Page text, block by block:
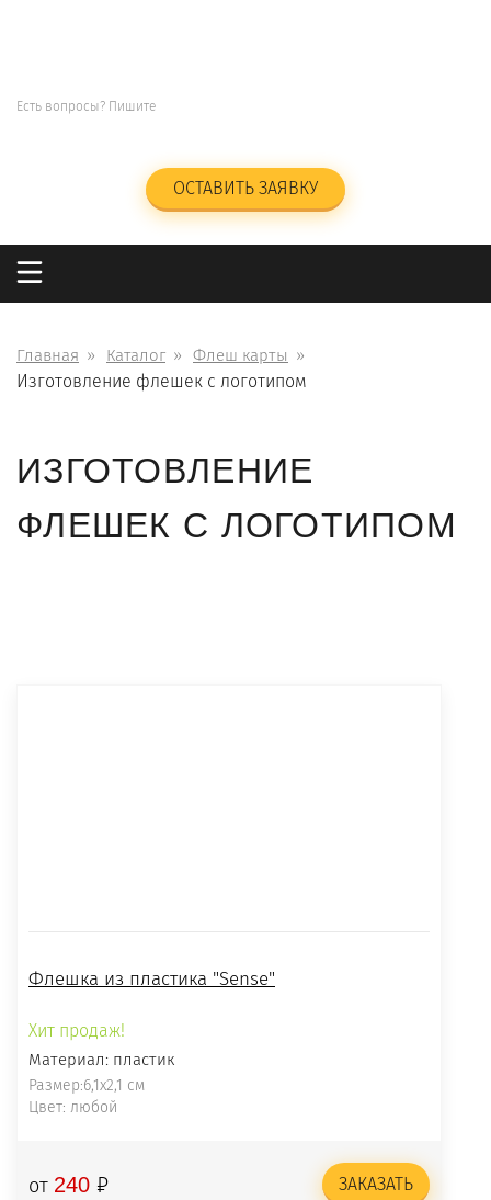
Есть вопросы? Пишите
ОСТАВИТЬ ЗАЯВКУ
Главная Каталог Флеш карты
Изготовление флешек с логотипом
ИЗГОТОВЛЕНИЕ
ФЛЕШЕК С ЛОГОТИПОМ
Флешка из пластика "Sense"
Хит продаж!
Материал: пластик
Размер:6,1x2,1 cм
Цвет: любой
от 240 ₽ ЗАКАЗАТЬ